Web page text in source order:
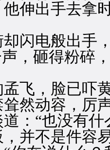
出手去拿时
电般出手，
，砸得粉碎
飞，脸已吓
动容，厉声
“也没有什
并不是件容